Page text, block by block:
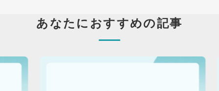
あなたにおすすめの記事